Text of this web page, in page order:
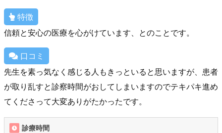
特徴
信頼と安心の医療を心がけています、とのことです。
口コミ
先生を素っ気なく感じる人もきっといると思いますが、患者
が取り乱すと診察時間がおしてしまいますのでテキパキ進め
てくださって大変ありがたかったです。
診療時間